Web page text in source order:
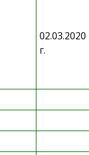
02.03.2020
г.